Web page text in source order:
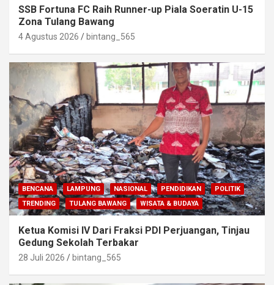
SSB Fortuna FC Raih Runner-up Piala Soeratin U-15
Zona Tulang Bawang
4 Agustus 2026 bintang_565
BENCANA LAMPUNG NASIONAL PENDIDIKAN
POLITIK
TRENDING
TULANG BAWANG WISATA & BUDAYA
Ketua Komisi IV Dari Fraksi PDI Perjuangan, Tinjau
Gedung Sekolah Terbakar
28 Juli 2026 bintang_565